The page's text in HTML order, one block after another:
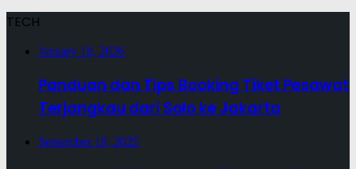
TECH
January 19, 2026
Panduan dan Tips Booking Tiket Pesawat
Terjangkau dari Solo ke Jakarta
September 19, 2025